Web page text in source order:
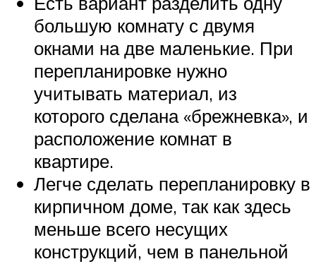
большую комнату с двумя
окнами на две маленькие. При
перепланировке нужно
учитывать материал, из
которого сделана «брежневка», и
расположение комнат в
квартире.
Легче сделать перепланировку в
кирпичном доме, так как здесь
меньше всего несущих
конструкций, чем в панельной